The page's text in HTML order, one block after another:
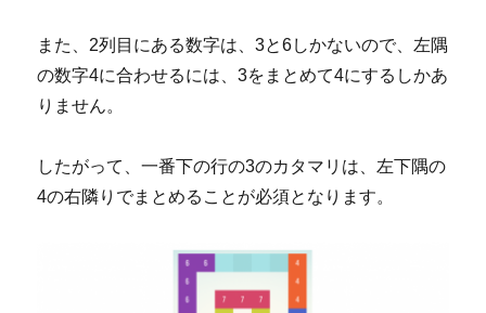
また、2列目にある数字は、3と6しかないので、左隅
の数字4に合わせるには、3をまとめて4にするしかあ
りません。
したがって、一番下の行の3のカタマリは、左下隅の
4の右隣りでまとめることが必須となります。